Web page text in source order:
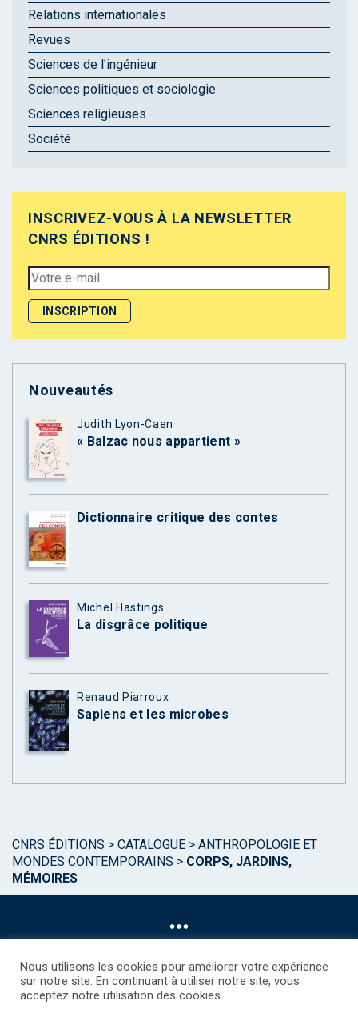
Relations internationales
Revues
Sciences de l'ingénieur
Sciences politiques et sociologie
Sciences religieuses
Société
INSCRIVEZ-VOUS À LA NEWSLETTER
CNRS ÉDITIONS !
Nouveautés
Judith Lyon-Caen
« Balzac nous appartient »
Dictionnaire critique des contes
Michel Hastings
La disgrâce politique
Renaud Piarroux
Sapiens et les microbes
CNRS ÉDITIONS > CATALOGUE > ANTHROPOLOGIE ET
MONDES CONTEMPORAINS > CORPS, JARDINS,
MÉMOIRES
©CNRS EDITIONS 2025
Nous utilisons les cookies pour améliorer votre expérience
sur notre site. En continuant à utiliser notre site, vous
acceptez notre utilisation des cookies.